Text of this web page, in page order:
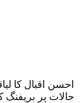
احسن اقبال کا
حالات پر